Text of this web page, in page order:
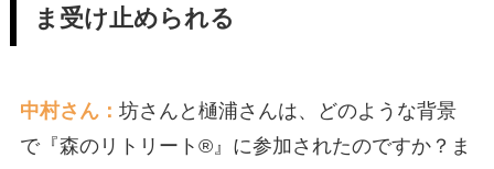
ま受け止められる
中村さん： 坊さんと樋浦さんは、どのような背景
で『森のリトリート®』に参加されたのですか？ま